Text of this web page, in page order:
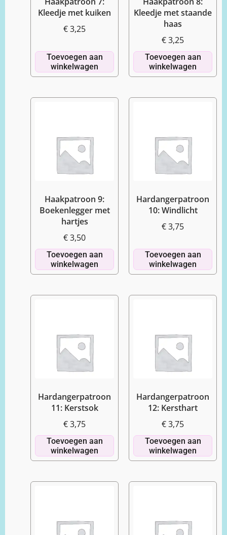
Kleedje met kuiken
€3,25
Toevoegen aan
winkelwagen
Kleedje met staande
haas
€3,25
Toevoegen aan
winkelwagen
Haakpatroon 9:
Boekenlegger met
hartjes
€3,50
Toevoegen aan
winkelwagen
Hardangerpatroon
10: Windlicht
€3,75
Toevoegen aan
winkelwagen
Hardangerpatroon
11: Kerstsok
€3,75
Toevoegen aan
winkelwagen
Hardangerpatroon
12: Kersthart
€3,75
Toevoegen aan
winkelwagen